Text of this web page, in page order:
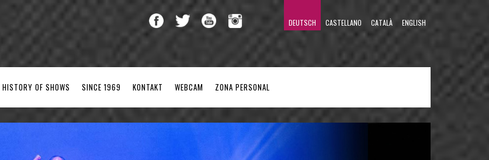
DEUTSCH CASTELLANO CATALÀ ENGLISH
HISTORY OF SHOWS SINCE 1969 KONTAKT WEBCAM ZONA PERSONAL